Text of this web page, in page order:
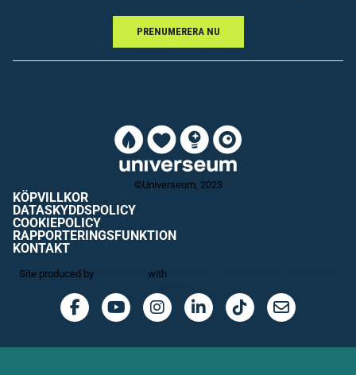
PRENUMERERA NU
©Universeum, 2023
KÖPVILLKOR
DATASKYDDSPOLICY
COOKIEPOLICY
RAPPORTERINGSFUNKTION
KONTAKT
Site produced by with